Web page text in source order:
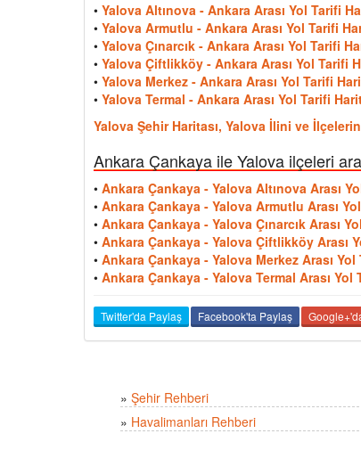
• Yalova Altınova - Ankara Arası Yol Tarifi
• Yalova Armutlu - Ankara Arası Yol Tarifi
• Yalova Çınarcık - Ankara Arası Yol Tarifi
• Yalova Çiftlikköy - Ankara Arası Yol Tarifi
• Yalova Merkez - Ankara Arası Yol Tarifi
• Yalova Termal - Ankara Arası Yol Tarifi
Yalova Şehir Haritası, Yalova İlini ve
Ankara Çankaya ile Yalova ilçeleri
• Ankara Çankaya - Yalova Altınova Arası
• Ankara Çankaya - Yalova Armutlu Arası
• Ankara Çankaya - Yalova Çınarcık Arası
• Ankara Çankaya - Yalova Çiftlikköy Arası
• Ankara Çankaya - Yalova Merkez Arası Yol
• Ankara Çankaya - Yalova Termal Arası Yol
Twitter'da Paylaş Facebook'ta Paylaş
» Şehir Rehberi
» Havalimanları Rehberi